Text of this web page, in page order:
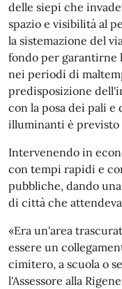
delle siepi che
spazio e visibilità al
la sistemazione del
fondo per garantirne
nei periodi di
predisposizione
con la posa dei pali
illuminanti è previsto
Intervenendo in
con tempi rapidi e
pubbliche, dando
di città che
«Era un'area
essere un
cimitero, a scuola o
l'Assessore alla